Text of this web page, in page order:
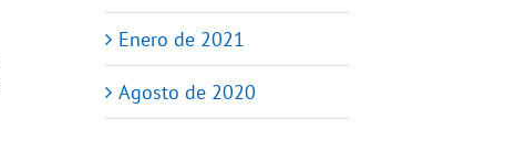
Enero de 2021
Agosto de 2020